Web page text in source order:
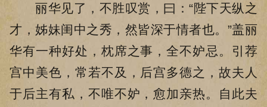
丽华见了，不胜叹赏，曰：“陛下天纵之
才，姊妹闺中之秀，然皆深于情者也。”盖丽
华有一种好处，枕席之事，全不妒忌。引荐
宫中美色，常若不及，后宫多德之，故夫人
于后主有私，不唯不妒，愈加亲热。自此夫